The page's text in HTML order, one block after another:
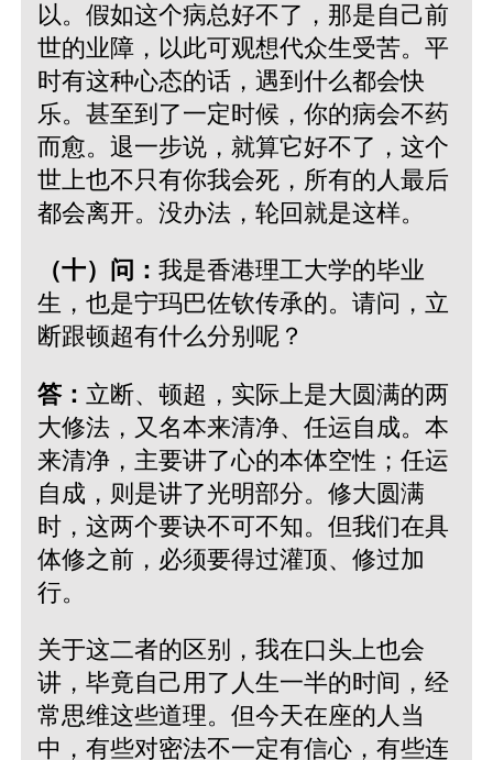
以。假如这个病总好不了，那是自己前
世的业障，以此可观想代众生受苦。平
时有这种心态的话，遇到什么都会快
乐。甚至到了一定时候，你的病会不药
而愈。退一步说，就算它好不了，这个
世上也不只有你我会死，所有的人最后
都会离开。没办法，轮回就是这样。
（十）问： 我是香港理工大学的毕业
生，也是宁玛巴佐钦传承的。请问，立
断跟顿超有什么分别呢？
答： 立断、顿超，实际上是大圆满的两
大修法，又名本来清净、任运自成。本
来清净，主要讲了心的本体空性；任运
自成，则是讲了光明部分。修大圆满
时，这两个要诀不可不知。但我们在具
体修之前，必须要得过灌顶、修过加
行。
关于这二者的区别，我在口头上也会
讲，毕竟自己用了人生一半的时间，经
常思维这些道理。但今天在座的人当
中，有些对密法不一定有信心，有些连